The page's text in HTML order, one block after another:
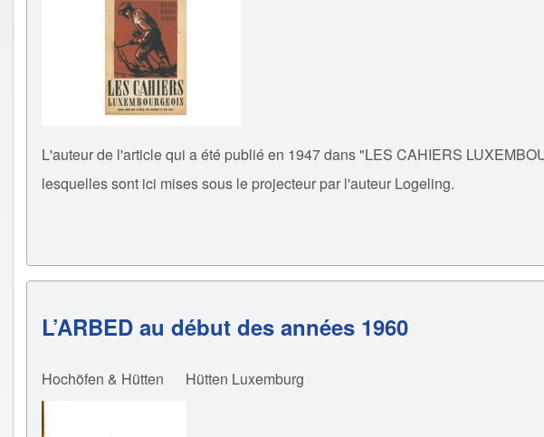
L'auteur de l'article qui a été publié en 1947 dans "LES CAHIERS
lesquelles sont ici mises sous le projecteur par l'auteur Logeling.
L’ARBED au début des années 1960
Hochöfen & Hütten Hütten Luxemburg